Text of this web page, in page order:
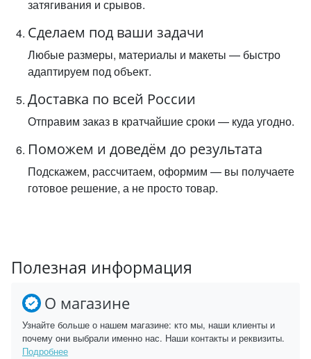
затягивания и срывов.
Сделаем под ваши задачи
Любые размеры, материалы и макеты — быстро
адаптируем под объект.
Доставка по всей России
Отправим заказ в кратчайшие сроки — куда угодно.
Поможем и доведём до результата
Подскажем, рассчитаем, оформим — вы получаете
готовое решение, а не просто товар.
Полезная информация
О магазине
Узнайте больше о нашем магазине: кто мы, наши клиенты и
почему они выбрали именно нас. Наши контакты и реквизиты.
Подробнее